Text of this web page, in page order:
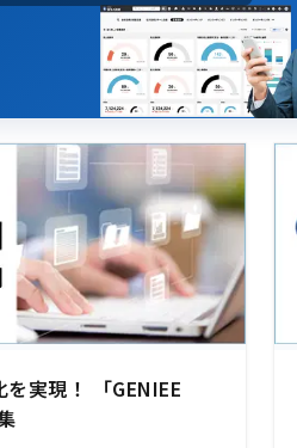
実現！ 「GENIEE